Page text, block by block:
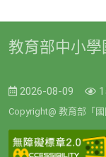
教育部中小
2026-08-09
Copyright@ 教育部「